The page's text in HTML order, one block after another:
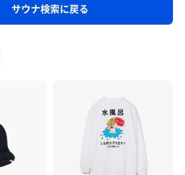
サウナ検索に戻る